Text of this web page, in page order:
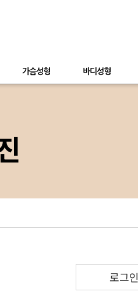
가슴성형 바디성형
로그인